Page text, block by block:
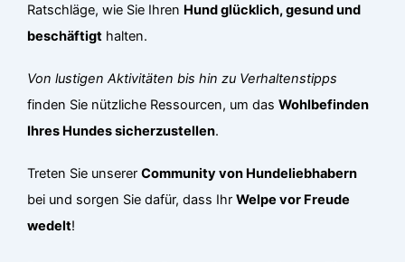
Ratschläge, wie Sie Ihren Hund glücklich, gesund und
beschäftigt halten.
Von lustigen Aktivitäten bis hin zu Verhaltenstipps
finden Sie nützliche Ressourcen, um dasWohlbefinden
Ihres Hundes sicherzustellen.
Treten Sie unsererCommunity von Hundeliebhabern
bei und sorgen Sie dafür, dass IhrWelpe vor Freude
wedelt!